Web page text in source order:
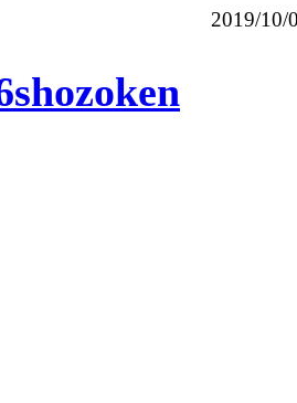
2019/10/